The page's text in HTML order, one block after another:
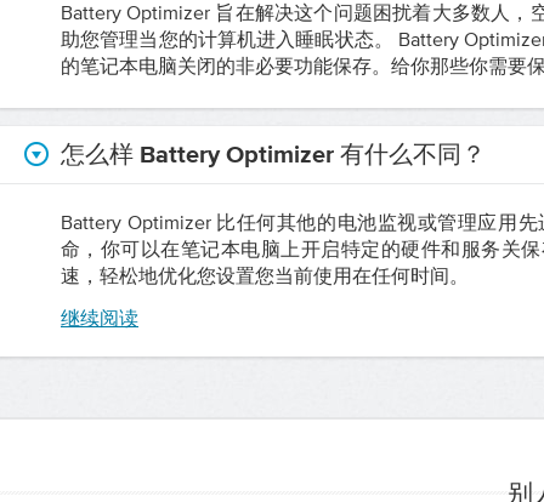
Battery Optimizer 旨在解决这个问题困扰着大多数人
助您管理当您的计算机进入睡眠状态。 Battery
的笔记本电脑关闭的非必要功能保存。给你那些你需要
怎么样 Battery Optimizer 有什么不同？
Battery Optimizer 比任何其他的电池监视或管理应用
命，你可以在笔记本电脑上开启特定的硬件和服务关
速，轻松地优化您设置您当前使用在任何时间。
继续阅读
别